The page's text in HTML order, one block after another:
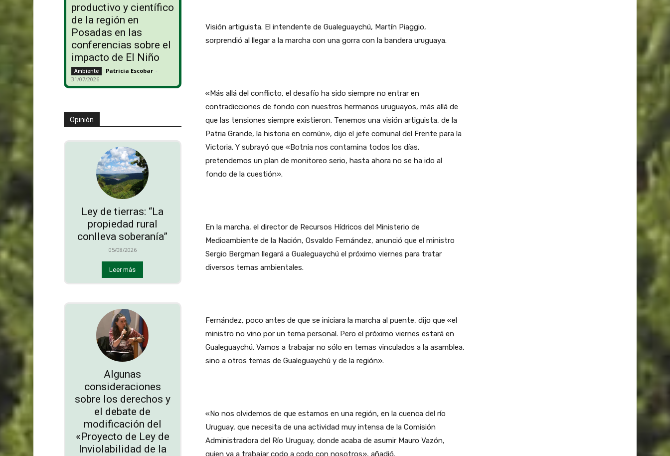
productivo y científico
de la región en
Posadas en las
conferencias sobre el
impacto de El Niño
Ambiente Patricia Escobar -
31/07/2026
Opinión
Ley de tierras: “La
propiedad rural
conlleva soberanía”
05/08/2026
Leer más
Algunas
consideraciones
sobre los derechos y
el debate de
modificación del
«Proyecto de Ley de
Inviolabilidad de la
Visión artiguista. El intendente de Gualeguaychú, Martín Piaggio,
sorprendió al llegar a la marcha con una gorra con la bandera uruguaya.
«Más allá del conflicto, el desafío ha sido siempre no entrar en
contradicciones de fondo con nuestros hermanos uruguayos, más allá de
que las tensiones siempre existieron. Tenemos una visión artiguista, de la
Patria Grande, la historia en común», dijo el jefe comunal del Frente para la
Victoria. Y subrayó que «Botnia nos contamina todos los días,
pretendemos un plan de monitoreo serio, hasta ahora no se ha ido al
fondo de la cuestión».
En la marcha, el director de Recursos Hídricos del Ministerio de
Medioambiente de la Nación, Osvaldo Fernández, anunció que el ministro
Sergio Bergman llegará a Gualeguaychú el próximo viernes para tratar
diversos temas ambientales.
Fernández, poco antes de que se iniciara la marcha al puente, dijo que «el
ministro no vino por un tema personal. Pero el próximo viernes estará en
Gualeguaychú. Vamos a trabajar no sólo en temas vinculados a la asamblea,
sino a otros temas de Gualeguaychú y de la región».
«No nos olvidemos de que estamos en una región, en la cuenca del río
Uruguay, que necesita de una actividad muy intensa de la Comisión
Administradora del Río Uruguay, donde acaba de asumir Mauro Vazón,
quien va a trabajar codo a codo con nosotros», añadió.